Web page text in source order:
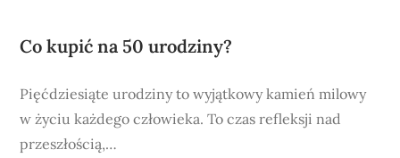
Co kupić na 50 urodziny?
Pięćdziesiąte urodziny to wyjątkowy kamień milowy
w życiu każdego człowieka. To czas refleksji nad
przeszłością,…